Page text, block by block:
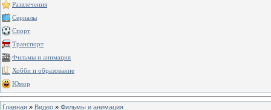
Развлечения
Сериалы
Спорт
Транспорт
Фильмы и анимация
Хобби и образование
Юмор
Главная » Видео » Фильмы и анимация